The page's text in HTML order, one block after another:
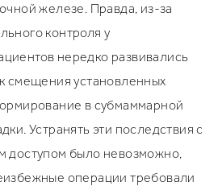
железе. Правда, из-за
контроля у
нередко развивались
смещения установленных
в субмаммарной
Устранять эти последствия с
доступом было невозможно,
операции требовали